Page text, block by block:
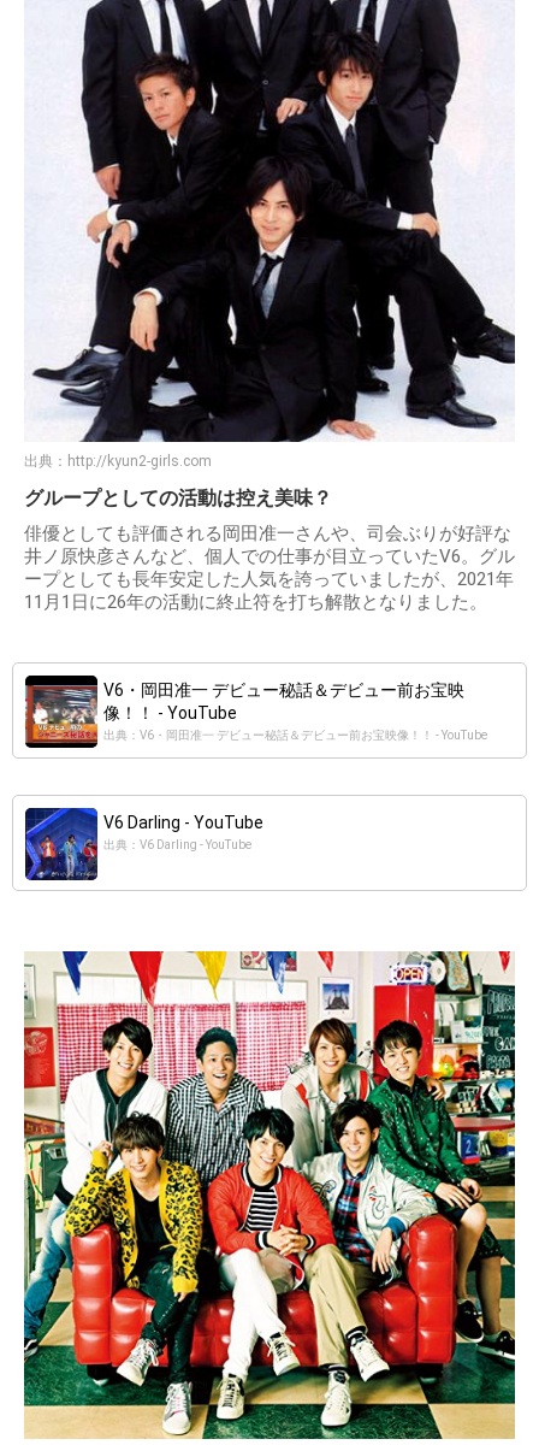
出典： http://kyun2-girls.com
グループとしての活動は控え美味？
俳優としても評価される岡田准一さんや、司会ぶりが好評な
井ノ原快彦さんなど、個人での仕事が目立っていたV6。グル
ープとしても長年安定した人気を誇っていましたが、2021年
11月1日に26年の活動に終止符を打ち解散となりました。
V6・岡田准一 デビュー秘話＆デビュー前お宝映
像！！ - YouTube
出典：V6・岡田准一 デビュー秘話＆デビュー前お宝映像！！ - YouTube
V6 Darling - YouTube
出典：V6 Darling - YouTube